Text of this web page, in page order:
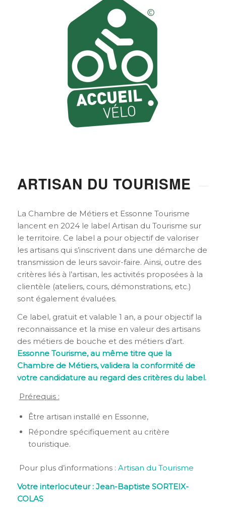
ARTISAN DU TOURISME
La Chambre de Métiers et Essonne Tourisme
lancent en 2024 le label Artisan du Tourisme sur
le territoire. Ce label a pour objectif de valoriser
les artisans qui s’inscrivent dans une démarche de
transmission de leurs savoir-faire. Ainsi, outre des
critères liés à l’artisan, les activités proposées à la
clientèle (ateliers, cours, démonstrations, etc.)
sont également évaluées.
Ce label, gratuit et valable 1 an, a pour objectif la
reconnaissance et la mise en valeur des artisans
des métiers de bouche et des métiers d’art.
Essonne Tourisme, au même titre que la
Chambre de Métiers, validera la conformité de
votre candidature au regard des critères du label.
Prérequis :
Être artisan installé en Essonne,
Répondre spécifiquement au critère
touristique.
Pour plus d’informations : Artisan du Tourisme
Votre interlocuteur : Jean-Baptiste SORTEIX-
COLAS